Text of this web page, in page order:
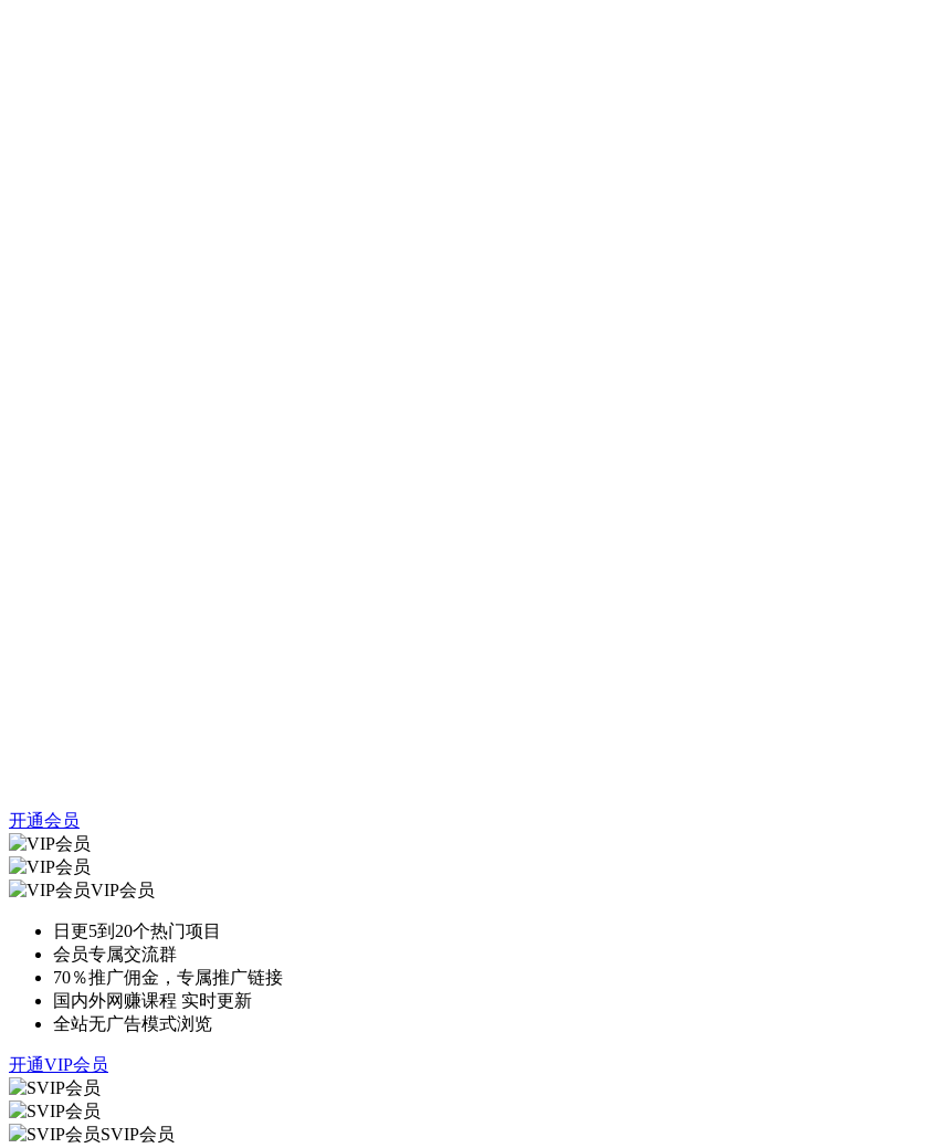
开通会员
VIP会员
日更5到20个热门项目
会员专属交流群
70％推广佣金，专属推广链接
国内外网赚课程 实时更新
全站无广告模式浏览
开通VIP会员
SVIP会员